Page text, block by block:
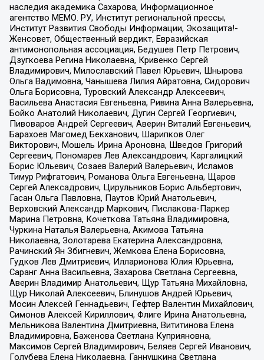
наследия академика Сахарова, Информационное
агентство МЕМО. РУ, Институт региональной прессы,
Институт Развития Свободы Информации, Экозащита!-
Женсовет, Общественный вердикт, Евразийская
антимонопольная ассоциация, Бедушев Петр Петрович,
Дзугкоева Регина Николаевна, Кривенко Сергей
Владимирович, Милославский Павел Юрьевич, Шнырова
Ольга Вадимовна, Чанышева Лилия Айратовна, Сидорович
Ольга Борисовна, Туровский Александр Алексеевич,
Васильева Анастасия Евгеньевна, Ривина Анна Валерьевна,
Бойко Анатолий Николаевич, Дугин Сергей Георгиевич,
Пивоваров Андрей Сергеевич, Аверин Виталий Евгеньевич,
Барахоев Магомед Бекханович, Шарипков Олег
Викторович, Мошель Ирина Ароновна, Шведов Григорий
Сергеевич, Пономарев Лев Александрович, Каргалицкий
Борис Юльевич, Созаев Валерий Валерьевич, Исламов
Тимур Рифгатович, Романова Ольга Евгеньевна, Щаров
Сергей Алексадрович, Цирульников Борис Альбертович,
Гасан Ольга Павловна, Паутов Юрий Анатольевич,
Верховский Александр Маркович, Пислакова-Паркер
Марина Петровна, Кочеткова Татьяна Владимировна,
Чуркина Наталья Валерьевна, Акимова Татьяна
Николаевна, Золотарева Екатерина Александровна,
Рачинский Ян Збигневич, Жемкова Елена Борисовна,
Гудков Лев Дмитриевич, Илларионова Юлия Юрьевна,
Саранг Анна Васильевна, Захарова Светлана Сергеевна,
Аверин Владимир Анатольевич, Щур Татьяна Михайловна,
Щур Николай Алексеевич, Блинушов Андрей Юрьевич,
Мосин Алексей Геннадьевич, Гефтер Валентин Михайлович,
Симонов Алексей Кириллович, Флиге Ирина Анатольевна,
Мельникова Валентина Дмитриевна, Вититинова Елена
Владимировна, Баженова Светлана Куприяновна,
Максимов Сергей Владимирович, Беляев Сергей Иванович,
Голубева Елена Николаевна, Ганнушкина Светлана